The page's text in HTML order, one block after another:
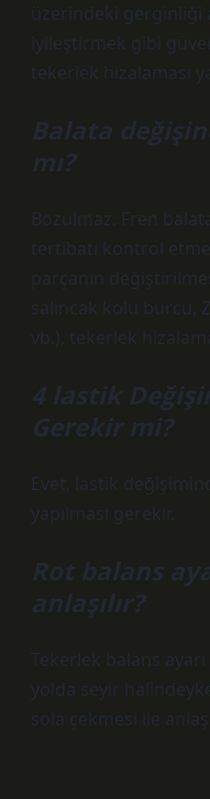
üzerindeki gerginliği
iyileştirmek gibi
tekerlek hizalaması
Balata
mı?
Bozulmaz. Fren
tertibatı kontrol
parçanın
salıncak kolu burcu,
vb.), tekerlek
4 lastik
Gerekir mi?
Evet, lastik
yapılması gerekir.
Rot balans
anlaşılır?
Tekerlek balans
yolda seyir
sola çekmesi ile